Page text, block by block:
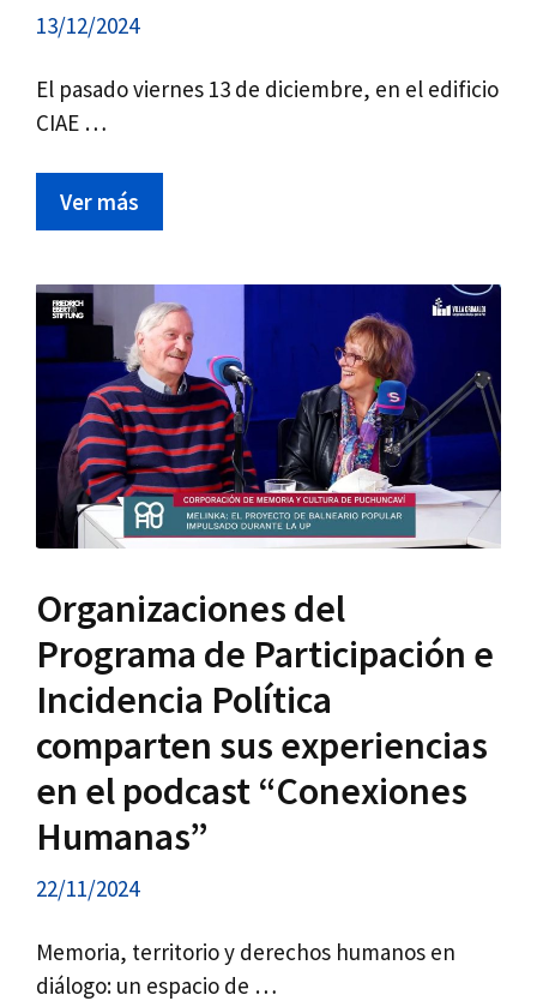
13/12/2024
El pasado viernes 13 de diciembre, en el edificio
CIAE …
Ver más
Organizaciones del
Programa de Participación e
Incidencia Política
comparten sus experiencias
en el podcast “Conexiones
Humanas”
22/11/2024
Memoria, territorio y derechos humanos en
diálogo: un espacio de …